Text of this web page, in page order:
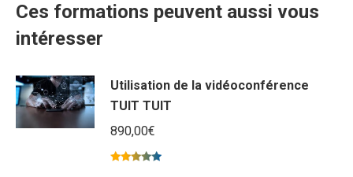
Ces formations peuvent aussi vous
intéresser
Utilisation de la vidéoconférence
TUIT TUIT
890,00€